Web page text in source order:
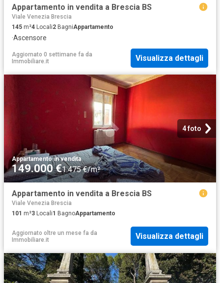
Appartamento in vendita a Brescia BS
Viale Venezia Brescia
145 m²4 Locali2 BagniAppartamento
·Ascensore
Aggiornato 0 settimane fa da
Immobiliare.it
Visualizza dettagli
4 foto
Appartamento·in vendita
149.000 €1.475 €/m²
Appartamento in vendita a Brescia BS
Viale Venezia Brescia
101 m²3 Locali1 BagnoAppartamento
Aggiornato oltre un mese fa da
Immobiliare.it
Visualizza dettagli